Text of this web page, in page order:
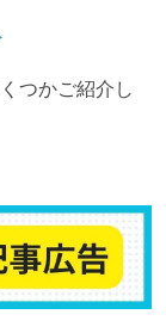
つかご紹介し